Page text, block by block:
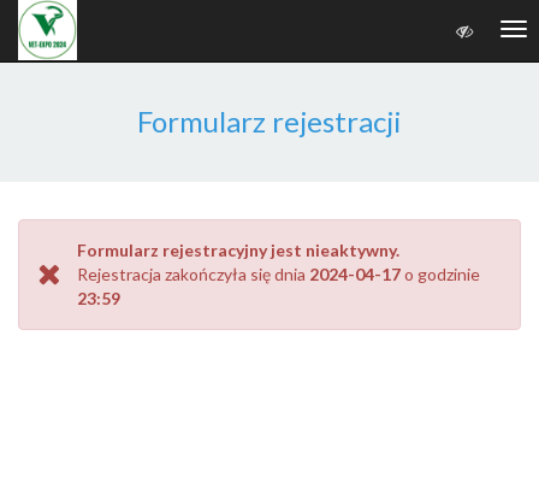
Formularz rejestracji
Formularz rejestracyjny jest nieaktywny.
Rejestracja zakończyła się dnia 2024-04-17o godzinie
23:59